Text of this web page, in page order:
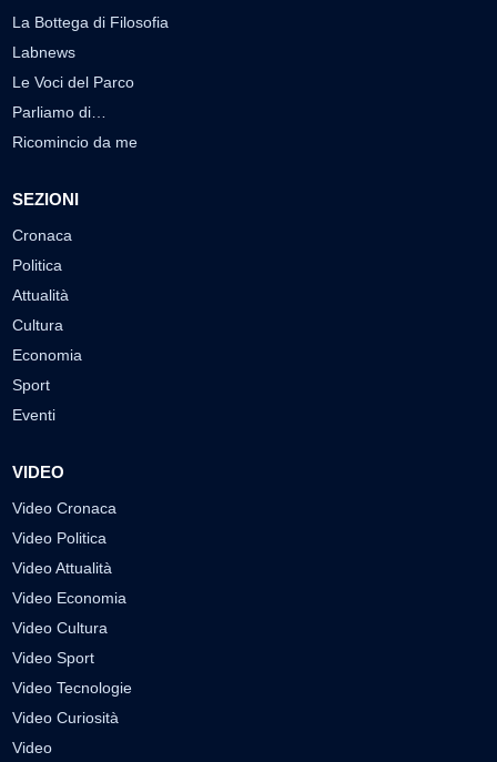
La Bottega di Filosofia
Labnews
Le Voci del Parco
Parliamo di…
Ricomincio da me
SEZIONI
Cronaca
Politica
Attualità
Cultura
Economia
Sport
Eventi
VIDEO
Video Cronaca
Video Politica
Video Attualità
Video Economia
Video Cultura
Video Sport
Video Tecnologie
Video Curiosità
Video